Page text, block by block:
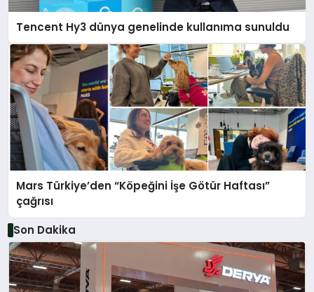
Tencent Hy3 dünya genelinde kullanıma sunuldu
Mars Türkiye’den “Köpeğini İşe Götür Haftası”
çağrısı
Son Dakika